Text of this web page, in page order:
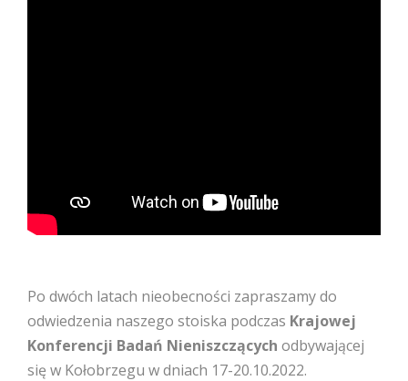
Po dwóch latach nieobecności zapraszamy do
odwiedzenia naszego stoiska podczas Krajowej
Konferencji Badań Nieniszczących odbywającej
się w Kołobrzegu w dniach 17-20.10.2022.